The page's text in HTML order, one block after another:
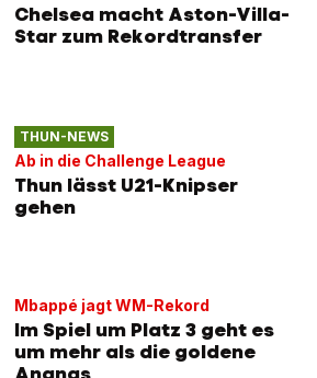
Chelsea macht Aston-Villa-
Star zum Rekordtransfer
THUN-NEWS
Ab in die Challenge League
Thun lässt U21-Knipser
gehen
Mbappé jagt WM-Rekord
Im Spiel um Platz 3 geht es
um mehr als die goldene